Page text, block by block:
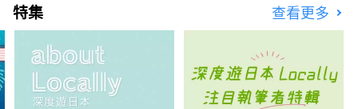
特集 查看更多